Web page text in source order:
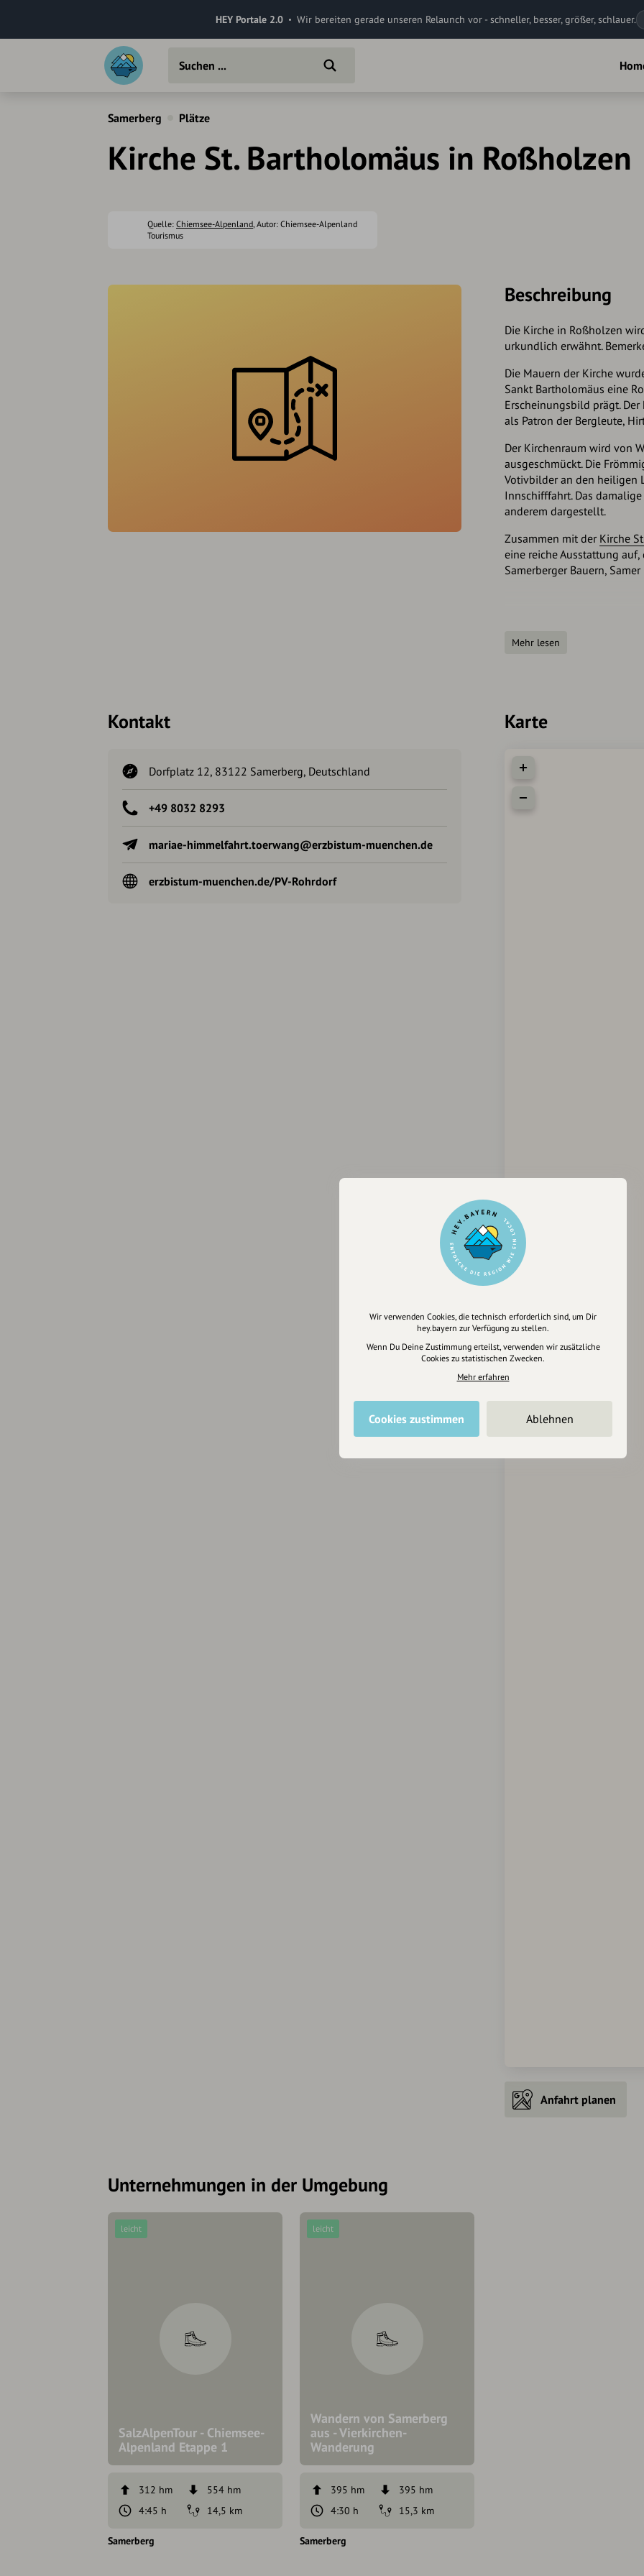
HEY Portale 2.0 Wir bereiten gerade unseren Relaunch vor - schneller, besser, größer, schlauer.
Samerberg Plätze
Kirche St. Bartholomäus in Roßholzen
Quelle: Chiemsee-Alpenland, Autor: Chiemsee-Alpenland
Tourismus
Beschreibung
Die Kirche in Roßholzen
urkundlich erwähnt.
Die Mauern der Kirche
Sankt Bartholomäus eine
Erscheinungsbild prägt.
als Patron der Bergleute,
Der Kirchenraum wird von
ausgeschmückt. Die
Votivbilder an den heiligen
Innschifffahrt. Das
anderem dargestellt.
Zusammen mit der Kirche
eine reiche Ausstattung
Samerberger Bauern,
Die Kirche ist von 08:00
Mehr lesen
Kontakt
Dorfplatz 12, 83122 Samerberg, Deutschland
+49 8032 8293
mariae-himmelfahrt.toerwang@erzbistum-muenchen.de
erzbistum-muenchen.de/PV-Rohrdorf
Karte
Anfahrt planen
Unternehmungen in der Umgebung
SalzAlpenTour - Chiemsee-
Alpenland Etappe 1
leicht
312 hm
554 hm
4:45 h
14,5 km
Samerberg
Wandern von Samerberg
aus - Vierkirchen-
Wanderung
leicht
395 hm
395 hm
4:30 h
15,3 km
Samerberg
Wir verwenden Cookies, die technisch erforderlich sind, um Dir
hey.bayern zur Verfügung zu stellen.
Wenn Du Deine Zustimmung erteilst, verwenden wir zusätzliche
Cookies zu statistischen Zwecken.
Mehr erfahren
Cookies zustimmen Ablehnen